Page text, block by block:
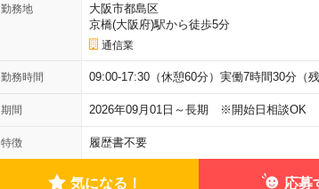
勤務地
大阪市都島区
京橋(大阪府)駅から徒歩5分
通信業
勤務時間 09:00-17:30（休憩60分）実働7時間30分（残
期間 2026年09月01日～長期 ※開始日相談OK
特徴 履歴書不要
気になる！ 応募